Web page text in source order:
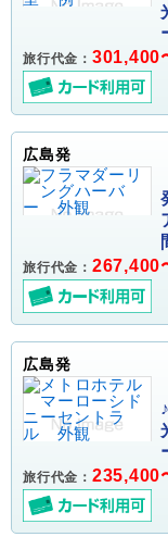
旅行代金： 301,400
広島発
旅行代金： 267,400
広島発
旅行代金： 235,400